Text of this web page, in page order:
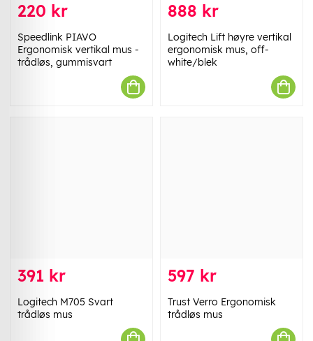
220 kr
Speedlink PIAVO
Ergonomisk vertikal mus -
trådløs, gummisvart
888 kr
Logitech Lift høyre vertikal
ergonomisk mus, off-
white/blek
391 kr
Logitech M705 Svart
trådløs mus
597 kr
Trust Verro Ergonomisk
trådløs mus